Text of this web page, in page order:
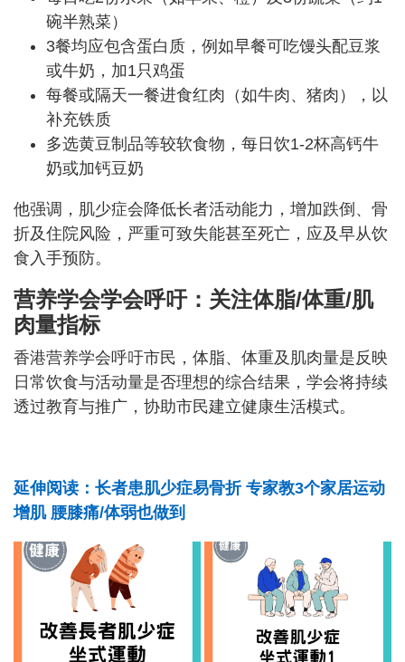
碗半熟菜）
3餐均应包含蛋白质，例如早餐可吃馒头配豆浆
或牛奶，加1只鸡蛋
每餐或隔天一餐进食红肉（如牛肉、猪肉），以
补充铁质
多选黄豆制品等较软食物，每日饮1-2杯高钙牛
奶或加钙豆奶
他强调，肌少症会降低长者活动能力，增加跌倒、骨
折及住院风险，严重可致失能甚至死亡，应及早从饮
食入手预防。
营养学会学会呼吁：关注体脂/体重/肌
肉量指标
香港营养学会呼吁市民，体脂、体重及肌肉量是反映
日常饮食与活动量是否理想的综合结果，学会将持续
透过教育与推广，协助市民建立健康生活模式。
延伸阅读：长者患肌少症易骨折 专家教3个家居运动
增肌 腰膝痛/体弱也做到